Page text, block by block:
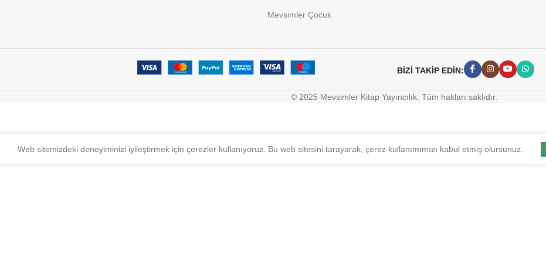
Mevsimler Çocuk
BİZİ TAKİP EDİN:
© 2025 Mevsimler Kitap Yayıncılık. Tüm hakları saklıdır.
Web sitemizdeki deneyiminizi iyileştirmek için çerezler kullanıyoruz. Bu web sitesini tarayarak, çerez kullanımımızı kabul etmiş olursunuz.